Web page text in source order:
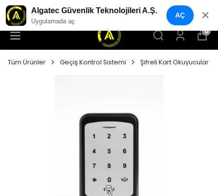
YENI NESIL GÜVENLIK GEÇIŞ SISTEMLERI
0
Tüm Ürünler Geçiş Kontrol Sistemi Şifreli Kart Okuyucular
Algatec Güvenlik Teknolojileri A.Ş.
Uygulamada aç
AÇ ✕